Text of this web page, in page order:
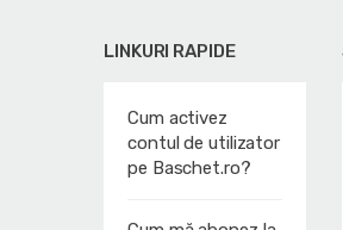
LINKURI RAPIDE
Cum activez
contul de utilizator
pe Baschet.ro?